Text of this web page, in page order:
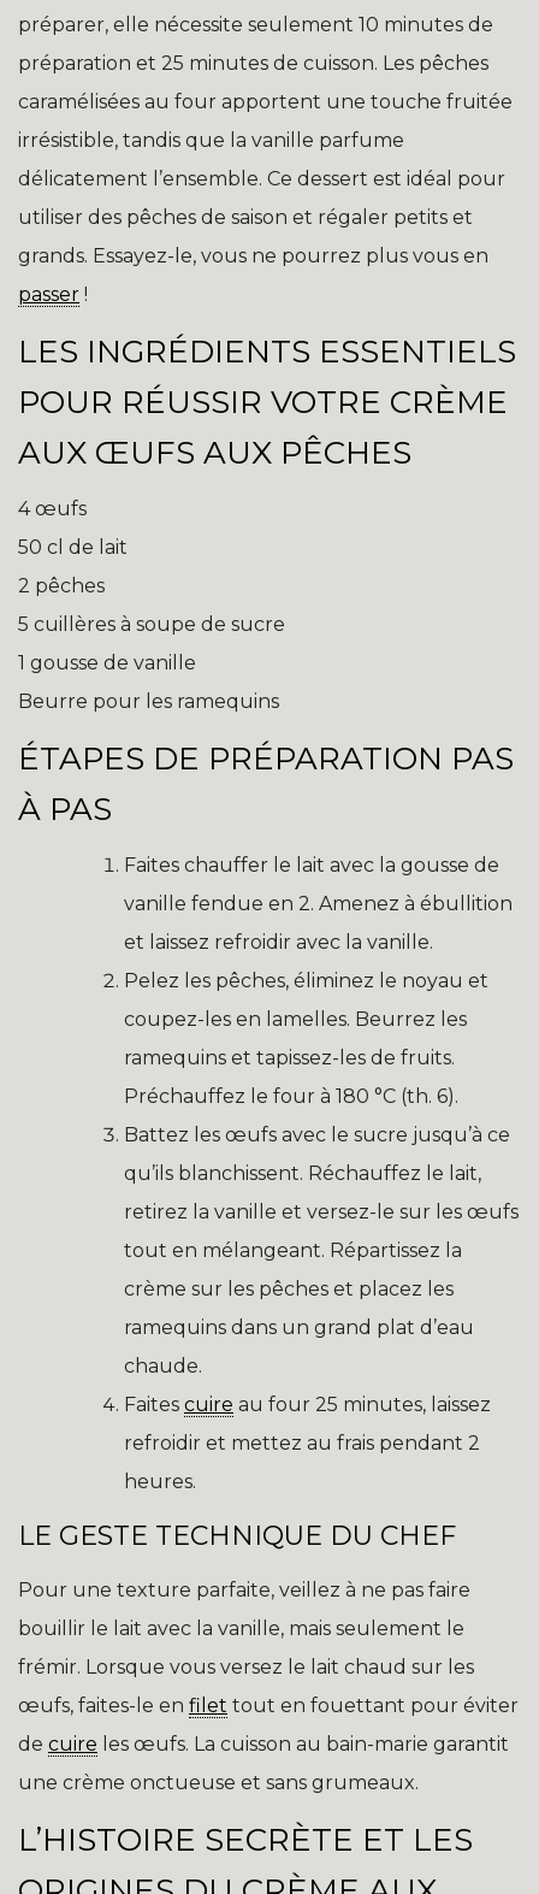
préparer, elle nécessite seulement 10 minutes de
préparation et 25 minutes de cuisson. Les pêches
caramélisées au four apportent une touche fruitée
irrésistible, tandis que la vanille parfume
délicatement l’ensemble. Ce dessert est idéal pour
utiliser des pêches de saison et régaler petits et
grands. Essayez-le, vous ne pourrez plus vous en
passer !
LES INGRÉDIENTS ESSENTIELS
POUR RÉUSSIR VOTRE CRÈME
AUX ŒUFS AUX PÊCHES
4 œufs
50 cl de lait
2 pêches
5 cuillères à soupe de sucre
1 gousse de vanille
Beurre pour les ramequins
ÉTAPES DE PRÉPARATION PAS
À PAS
Faites chauffer le lait avec la gousse de
vanille fendue en 2. Amenez à ébullition
et laissez refroidir avec la vanille.
Pelez les pêches, éliminez le noyau et
coupez-les en lamelles. Beurrez les
ramequins et tapissez-les de fruits.
Préchauffez le four à 180 °C (th. 6).
Battez les œufs avec le sucre jusqu’à ce
qu’ils blanchissent. Réchauffez le lait,
retirez la vanille et versez-le sur les œufs
tout en mélangeant. Répartissez la
crème sur les pêches et placez les
ramequins dans un grand plat d’eau
chaude.
Faites cuire au four 25 minutes, laissez
refroidir et mettez au frais pendant 2
heures.
LE GESTE TECHNIQUE DU CHEF
Pour une texture parfaite, veillez à ne pas faire
bouillir le lait avec la vanille, mais seulement le
frémir. Lorsque vous versez le lait chaud sur les
œufs, faites-le en filet tout en fouettant pour éviter
de cuire les œufs. La cuisson au bain-marie garantit
une crème onctueuse et sans grumeaux.
L’HISTOIRE SECRÈTE ET LES